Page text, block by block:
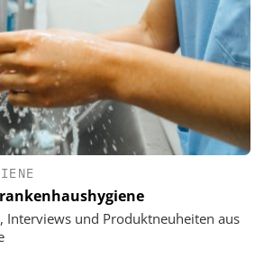
Interviews und Produktneuheiten aus